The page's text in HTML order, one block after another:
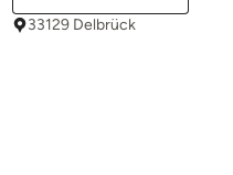
33129 Delbrück